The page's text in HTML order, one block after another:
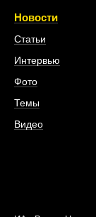
Новости
Статьи
Интервью
Фото
Темы
Видео